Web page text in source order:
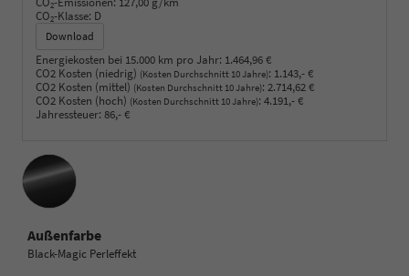
2
CO2-Klasse: D
Download
Energiekosten bei 15.000 km pro Jahr: 1.464,96 €
CO2 Kosten (niedrig) (Kosten Durchschnitt 10 Jahre): 1.143,- €
CO2 Kosten (mittel) (Kosten Durchschnitt 10 Jahre): 2.714,62 €
CO2 Kosten (hoch) (Kosten Durchschnitt 10 Jahre): 4.191,- €
Jahressteuer: 86,- €
Außenfarbe
Black-Magic Perleffekt